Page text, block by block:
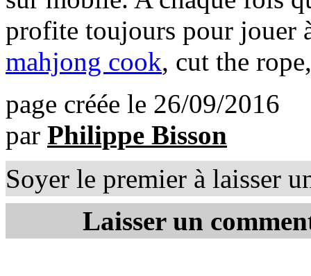
profite toujours pour jouer
mahjong cook, cut the
page créée le 26/09/2016
par Philippe Bisson
Soyer le premier à laisser
Laisser un